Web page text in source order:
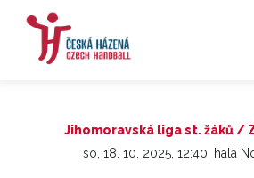
Jihomoravská liga st. žáků /
so, 18. 10. 2025, 12:40, hala